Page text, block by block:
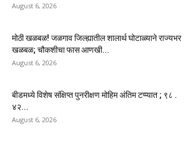
August 6, 2026
मोठी खळबळ! जळगाव जिल्ह्यातील शालार्थ घोटाळ्याने राज्यभर
खळबळ; चौकशीचा फास आणखी...
August 6, 2026
बीडमध्ये विशेष संक्षिप्त पुनरीक्षण मोहिम अंतिम टप्प्यात ; ९८ .
४२...
August 6, 2026